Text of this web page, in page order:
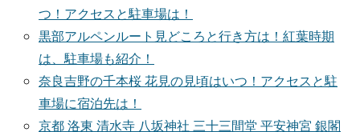
つ！アクセスと駐車場は！
黒部アルペンルート見どころと行き方は！紅葉時期
は、駐車場も紹介！
奈良吉野の千本桜 花見の見頃はいつ！アクセスと駐
車場に宿泊先は！
京都 洛東 清水寺 八坂神社 三十三間堂 平安神宮 銀閣